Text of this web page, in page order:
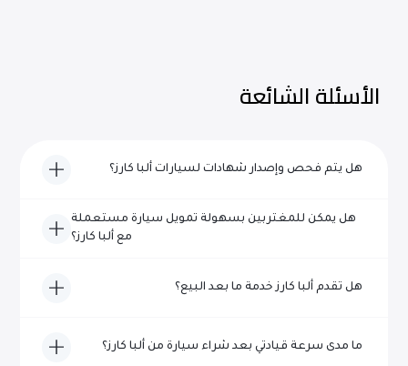
الأسئلة الشائعة
هل يتم فحص وإصدار شهادات لسيارات ألبا كارز؟
نعم، تخضع كل مركبة من سيارات ألبا كارز لفحص شامل ويتم
اعتمادها من حيث الجودة والموثوقية قبل إدراجها للبيع.
هل يمكن للمغتربين بسهولة تمويل سيارة مستعملة
مع ألبا كارز؟
بالتأكيد! يتخصص فريقنا ذو الخبرة في مساعدة المغتربين في
تأمين تمويل سريع وخالٍ من المتاعب لشراء السيارات في دبي.
هل تقدم ألبا كارز خدمة ما بعد البيع؟
نعم، تقدم ألبا كارز خدمات شاملة لما بعد البيع، بما في ذلك
خيارات الضمان والصيانة وخدمة العملاء المستمرة.
ما مدى سرعة قيادتي بعد شراء سيارة من ألبا كارز؟